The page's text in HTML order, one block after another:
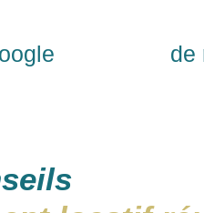
de